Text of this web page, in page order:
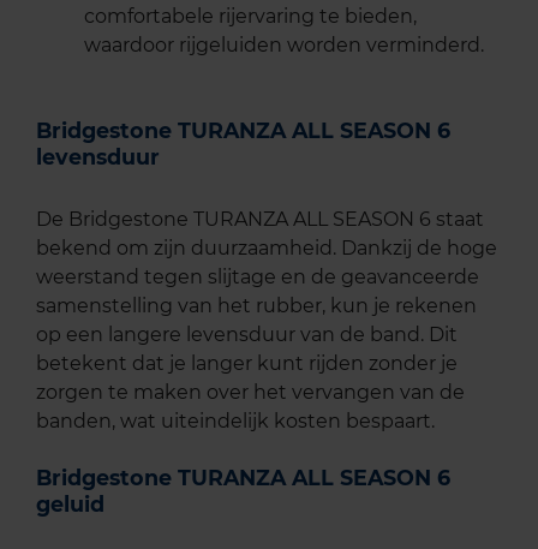
comfortabele rijervaring te bieden,
waardoor rijgeluiden worden verminderd.
Bridgestone TURANZA ALL SEASON 6
levensduur
De Bridgestone TURANZA ALL SEASON 6 staat
bekend om zijn duurzaamheid. Dankzij de hoge
weerstand tegen slijtage en de geavanceerde
samenstelling van het rubber, kun je rekenen
op een langere levensduur van de band. Dit
betekent dat je langer kunt rijden zonder je
zorgen te maken over het vervangen van de
banden, wat uiteindelijk kosten bespaart.
Bridgestone TURANZA ALL SEASON 6
geluid